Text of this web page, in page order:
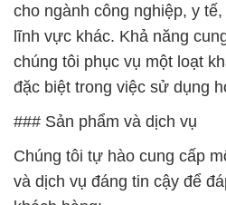
### Sản phẩm và dịch vụ
Chúng tôi tự hào cung cấp
và dịch vụ đáng tin cậy để
khách hàng:
1. **Hóa chất công nghiệp**:
hóa chất công nghiệp chất
ngành sản xuất và chế biến.